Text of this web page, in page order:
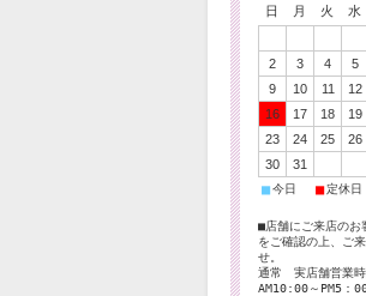
日 月 火 水
2
3 4 5
9
10 11 12
16
17 18 19
23
24 25 26
30
31
■ 今日 ■ 定休日
■店舗にご来店のお
をご確認の上、ご
せ。
通常 実店舗営
AM10:00～PM5：